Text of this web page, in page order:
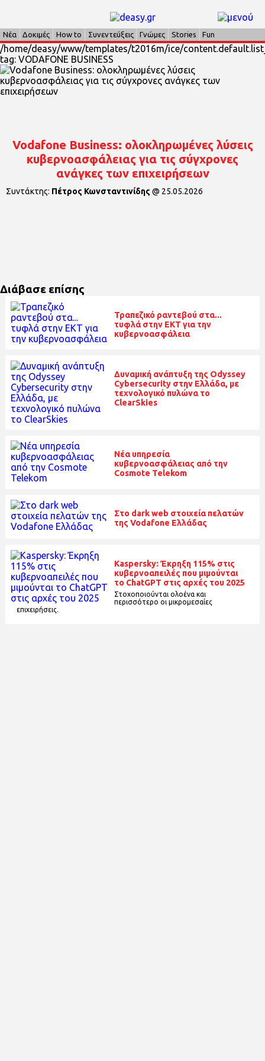
Νέα Δοκιμές How to Συνεντεύξεις Γνώμες Stories Fun
/home/deasy/www/templates/t2016m/ice/
tag: VODAFONE BUSINESS
Vodafone Business: oλοκληρωμένες λύσεις
κυβερνοασφάλειας για τις σύγχρονες
ανάγκες των επιχειρήσεων
Συντάκτης: Πέτρος Κωνσταντινίδης @ 25.05.2026
Διάβασε επίσης
Τραπεζικό ραντεβού στα...
τυφλά στην ΕΚΤ για την
κυβερνοασφάλεια
Δυναμική ανάπτυξη της Odyssey
Cybersecurity στην Ελλάδα, με
τεχνολογικό πυλώνα το
ClearSkies
Νέα υπηρεσία
κυβερνοασφάλειας από την
Cosmote Telekom
Στο dark web στοιχεία πελατών
της Vodafone Ελλάδας
Kaspersky: Έκρηξη 115% στις
κυβερνοαπειλές που μιμούνται
το ChatGPT στις αρχές του 2025
Στοχοποιούνται ολοένα και
περισσότερο οι μικρομεσαίες
επιχειρήσεις.